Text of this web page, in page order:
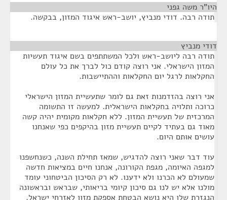
היו"ר משה גפני
תודה רבה. דודי מנביץ, יושב-ראש איגוד המזון, בבקשה.
דודי מנביץ
תודה רבה ליושב-ראש ולכל המשתתפים בשם איגוד תעשיות
המזון הישראלי. אני רוצה קודם כול לברך את כל עולם
החקלאות לרגל יום החקלאות וההתיישבות.
אני רוצה בהזדמנות זאת גם לומר שתעשיית המזון הישראלי
כרוכה ותלויה בחקלאות הישראלית. למעשה זו התשומה
המרכזית של תעשיית המזון. ללא חקלאות מקומית יהיה קשה
מאוד גם בעתיד לקיים תעשיית מזון בהיקפים כפי שאנחנו
עושים אותם היום.
עוד דבר שאני רוצה להדגיש, שמאז תחילת השנה, כשנחשפנו
למגפה האיומה, מגפת הקורונה, אנחנו חיים במציאות חדשה
שמעולם לא הכרנו ולא ידענו. לא רק הסיכון הביטחוני עומד
מולנו אלא יש לנו גם סיכון קיומי בריאותי, שבראש ובראשונה
הנגזרת שלו היא נושא הבטחת אספקת מזון לאזרחי ישראל.